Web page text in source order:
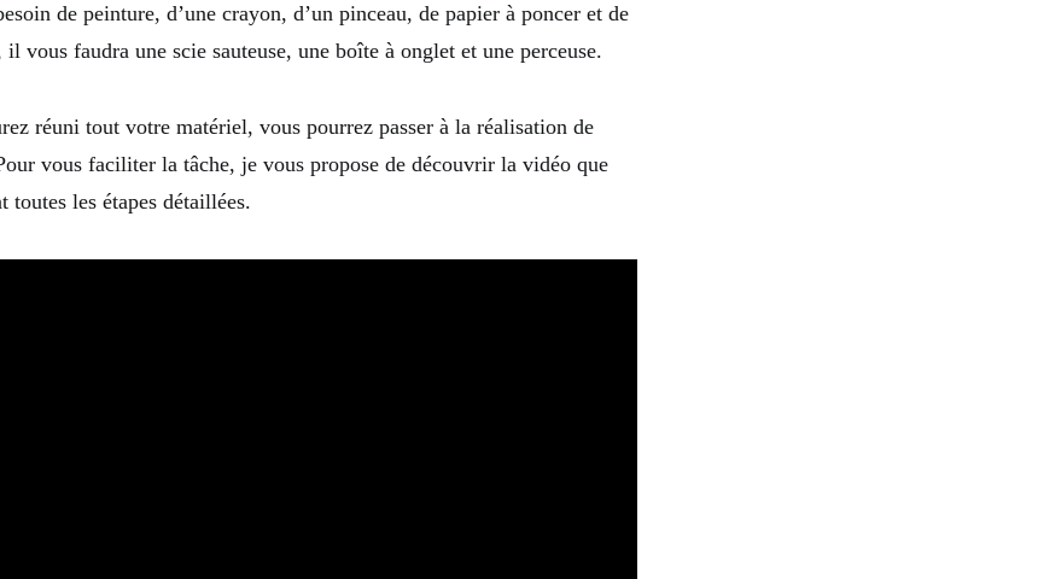
de peinture, d’une crayon, d’un pinceau, de papier à poncer et de
vous faudra une scie sauteuse, une boîte à onglet et une perceuse.
réuni tout votre matériel, vous pourrez passer à la réalisation de
vous faciliter la tâche, je vous propose de découvrir la vidéo que
toutes les étapes détaillées.